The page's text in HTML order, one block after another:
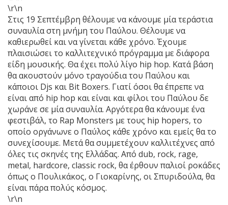
\r\n
Στις 19 Σεπτέμβρη θέλουμε να κάνουμε μία τεράστια
συναυλία στη μνήμη του Παύλου. Θέλουμε να
καθιερωθεί και να γίνεται κάθε χρόνο. Έχουμε
πλαισιώσει το καλλιτεχνικό πρόγραμμα με διάφορα
είδη μουσικής. Θα έχει πολύ λίγο hip hop. Κατά βάση
θα ακουστούν μόνο τραγούδια του Παύλου και
κάποιοι Djs και Bit Boxers. Γιατί όσοι θα έπρεπε να
είναι από hip hop και είναι και φίλοι του Παύλου δε
χωράνε σε μία συναυλία. Αργότερα θα κάνουμε ένα
φεστιβάλ, το Rap Monsters με τους hip hopers, το
οποίο οργάνωνε ο Παύλος κάθε χρόνο και εμείς θα το
συνεχίσουμε. Μετά θα συμμετέχουν καλλιτέχνες από
όλες τις σκηνές της Ελλάδας. Από dub, rock, rage,
metal, hardcore, classic rock, θα έρθουν παλιοί ροκάδες
όπως ο Πουλικάκος, ο Γιοκαρίνης, οι Σπυριδούλα, θα
είναι πάρα πολύς κόσμος.
\r\n